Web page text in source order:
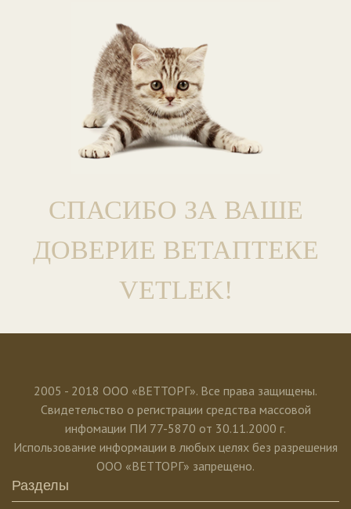
СПАСИБО ЗА ВАШЕ
ДОВЕРИЕ ВЕТАПТЕКЕ
VETLEK!
2005 - 2018 ООО «ВЕТТОРГ». Все права защищены.
Свидетельство о регистрации средства массовой
инфомации ПИ 77-5870 от 30.11.2000 г.
Использование информации в любых целях без разрешения
ООО «ВЕТТОРГ» запрещено.
Разделы